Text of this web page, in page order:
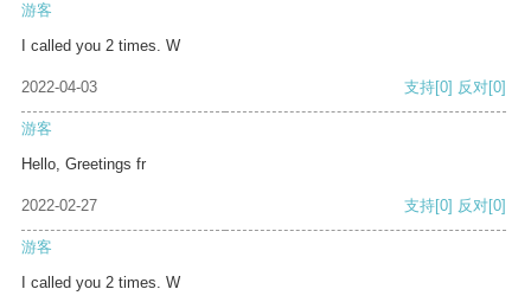
游客
I called you 2 times. W
2022-04-03 支持[0] 反对[0]
游客
Hello, Greetings fr
2022-02-27 支持[0] 反对[0]
游客
I called you 2 times. W